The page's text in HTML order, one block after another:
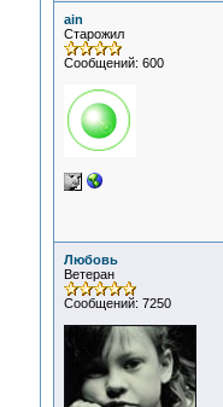
ain
Старожил
Сообщений: 600
Любовь
Ветеран
Сообщений: 7250